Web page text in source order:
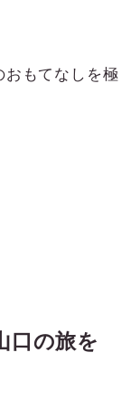
おもてなしを極
口の旅を